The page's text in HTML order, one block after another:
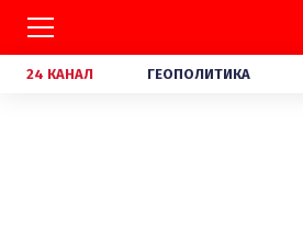
24 КАНАЛ ГЕОПОЛИТИКА